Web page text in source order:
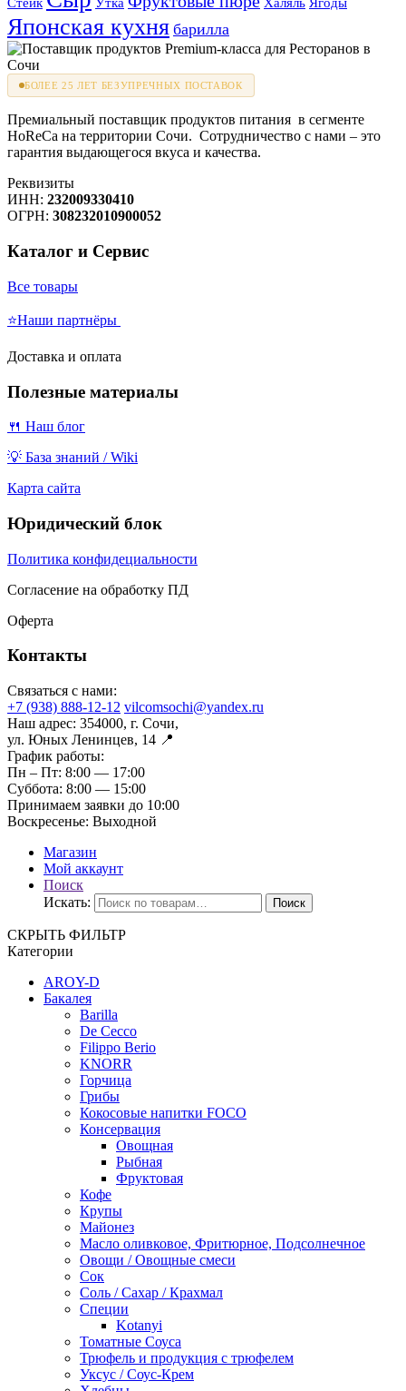
Японская кухня барилла
БОЛЕЕ 25 ЛЕТ БЕЗУПРЕЧНЫХ ПОСТАВОК
Премиальный поставщик продуктов питания в сегменте
HoReCa на территории Сочи. Сотрудничество с нами – это
гарантия выдающегося вкуса и качества.
Реквизиты
ИНН: 232009330410
ОГРН: 308232010900052
Каталог и Сервис
Все товары
⭐Наши партнёры
Доставка и оплата
Полезные материалы
🍴 Наш блог
💡 База знаний / Wiki
Карта сайта
Юридический блок
Политика конфидециальности
Согласение на обработку ПД
Оферта
Контакты
Связаться с нами:
+7 (938) 888-12-12 vilcomsochi@yandex.ru
Наш адрес: 354000, г. Сочи,
ул. Юных Ленинцев, 14 📍
График работы:
Пн – Пт: 8:00 — 17:00
Суббота: 8:00 — 15:00
Принимаем заявки до 10:00
Воскресенье: Выходной
Магазин
Мой аккаунт
Поиск
Искать:
Поиск
СКРЫТЬ ФИЛЬТР
Категории
AROY-D
Бакалея
Barilla
De Cecco
Filippo Berio
KNORR
Горчица
Грибы
Кокосовые напитки FOCO
Консервация
Овощная
Рыбная
Фруктовая
Кофе
Крупы
Майонез
Масло оливковое, Фритюрное, Подсолнечное
Овощи / Овощные смеси
Сок
Соль / Сахар / Крахмал
Специи
Kotanyi
Томатные Соуса
Трюфель и продукция с трюфелем
Уксус / Соус-Крем